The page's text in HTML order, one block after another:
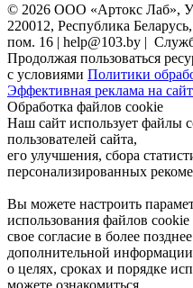
© 2026 ООО «Артокс Лаб»,
220012, Республика
пом. 16 | help@103.by |
Продолжая пользоваться
с условиями Политики
Эффективная реклама на
Обработка файлов cookie
Наш сайт использует файлы
пользователей сайта,
его улучшения, сбора
персонализированных
Вы можете настроить
использования файлов
свое согласие в более
дополнительной информации
о целях, сроках и порядке
можете ознакомиться